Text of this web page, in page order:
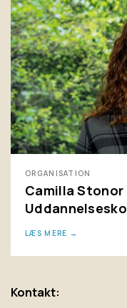
ORGANISATION
Camilla Stonor
LÆS MERE
Kontakt: